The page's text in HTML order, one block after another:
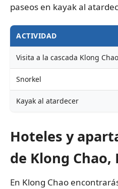
paseos en kayak al
ACTIVIDAD
Visita a la cascada Klong Chao
Snorkel
Kayak al atardecer
Hoteles y
de Klong Chao,
En Klong Chao